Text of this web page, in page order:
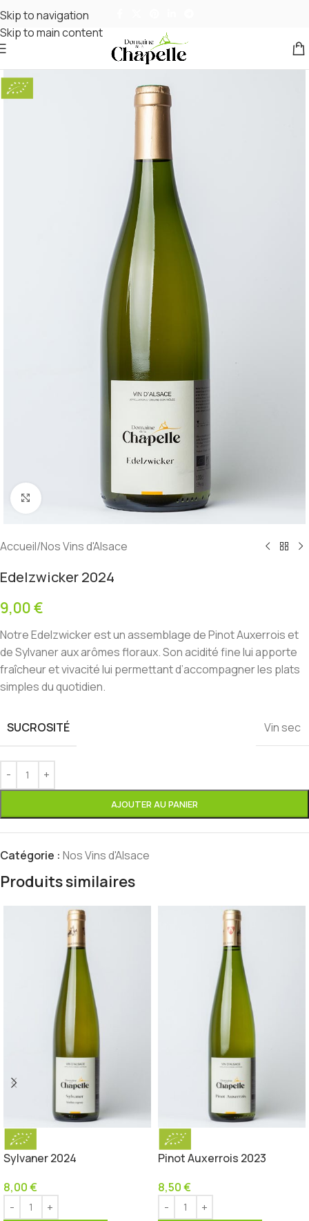
Skip to navigation
Skip to main content
Click to enlarge
Accueil/Nos Vins d'Alsace
Edelzwicker 2024
9,00€
Notre Edelzwicker est un assemblage de Pinot Auxerrois et
de Sylvaner aux arômes floraux. Son acidité fine lui apporte
fraîcheur et vivacité lui permettant d’accompagner les plats
simples du quotidien.
SUCROSITÉ Vin sec
AJOUTER AU PANIER
Catégorie : Nos Vins d'Alsace
Produits similaires
Sylvaner 2024
8,00€
Pinot Auxerrois 2023
8,50€